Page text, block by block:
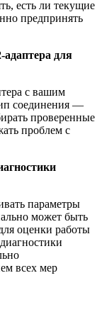
есть ли текущие
предпринять
для
с вашим
соединения —
проверенные
проблем с
параметры
может быть
оценки работы
всех мер